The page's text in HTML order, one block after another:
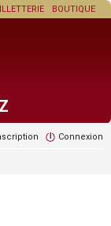
BOUTIQUE
Connexion